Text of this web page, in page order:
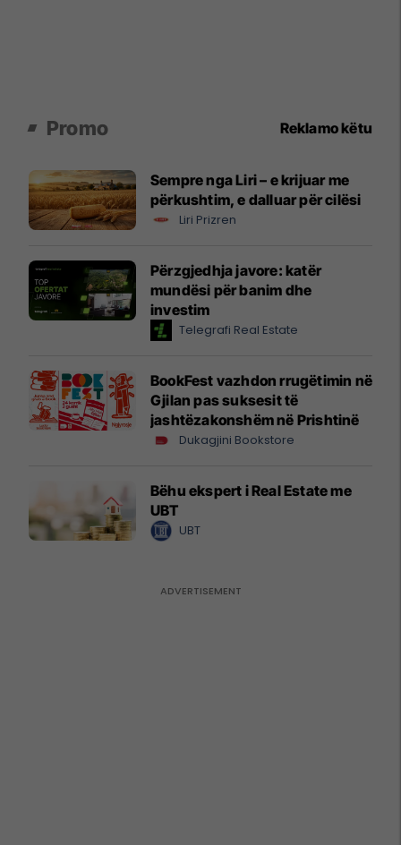
Promo Reklamo këtu
Sempre nga Liri – e krijuar me
përkushtim, e dalluar për cilësi
Liri Prizren
Përzgjedhja javore: katër
mundësi për banim dhe
investim
Telegrafi Real Estate
BookFest vazhdon rrugëtimin në
Gjilan pas suksesit të
jashtëzakonshëm në Prishtinë
Dukagjini Bookstore
Bëhu ekspert i Real Estate me
UBT
UBT